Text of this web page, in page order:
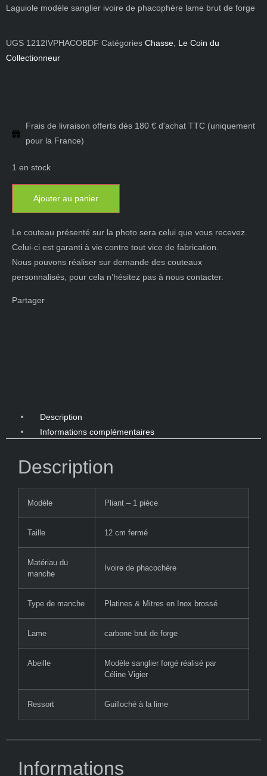
Laguiole modèle sanglier ivoire de phacophère lame brut de forge
UGS 1212IVPHACOBDF Catégories Chasse Le Coin du
Collectionneur
Frais de livraison offerts dès 180 € d'achat TTC (uniquement
pour la France)
1 en stock
Ajouter au panier
Le couteau présenté sur la photo sera celui que vous recevez.
Celui-ci est garanti à vie contre tout vice de fabrication.
Nous pouvons réaliser sur demande des couteaux
personnalisés, pour cela n’hésitez pas à nous contacter.
Partager
Description
Informations complémentaires
Description
Modèle Pliant – 1 pièce
Taille 12 cm fermé
Matériau du
manche
Ivoire de phacochère
Type de manche Platines & Mitres en Inox brossé
Lame carbone brut de forge
Abeille
Modèle sanglier forgé réalisé par
Céline Vigier
Ressort Guilloché à la lime
Informations